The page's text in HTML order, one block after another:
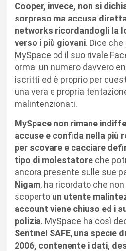
Cooper, invece, non si
sorpreso ma accusa
networks ricordandogli la
verso i più giovani. Dice
MySpace od il suo rivale
ormai un numero davvero
iscritti ed è proprio per
una vera e propria
malintenzionati.
MySpace non rimane
accuse e confida nella più
per scovare e cacciare
tipo di molestatore che
ancora presente sulle sue
Nigam, ha ricordato che
scoperto un utente
account viene chiuso ed i
polizia. MySpace ha così
Sentinel SAFE, una specie
2006, contenente i dati,